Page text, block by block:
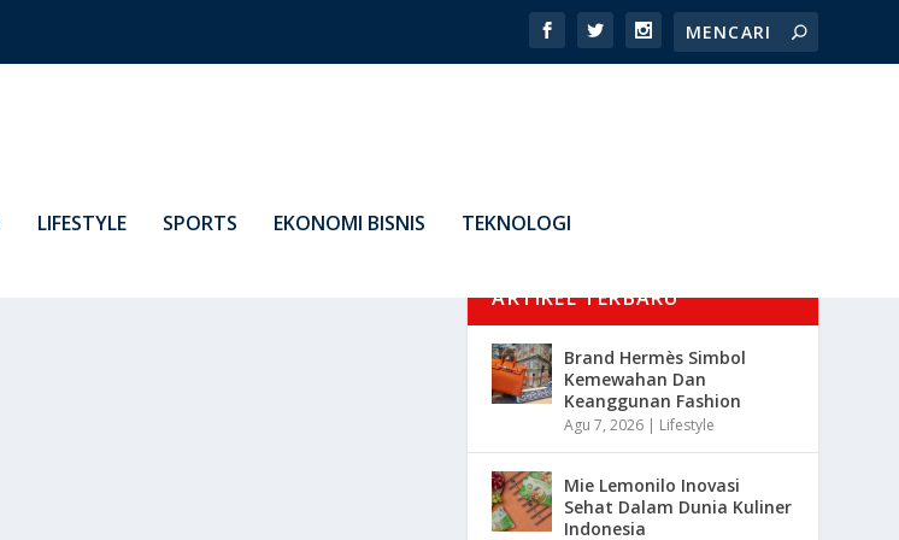
LIFESTYLE SPORTS EKONOMI BISNIS TEKNOLOGI
ARTIKEL TERBARU
Brand Hermès Simbol
Kemewahan Dan
Keanggunan Fashion
Agu 7, 2026 | Lifestyle
Mie Lemonilo Inovasi
Sehat Dalam Dunia Kuliner
Indonesia